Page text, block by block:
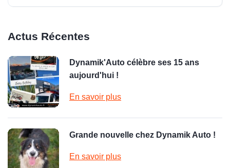
Actus Récentes
Dynamik'Auto célèbre ses 15 ans
aujourd'hui !
En savoir plus
Grande nouvelle chez Dynamik Auto !
En savoir plus